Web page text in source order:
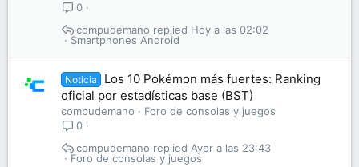
0
Smartphones Android
Hoy a las 02:02
compudemano
Noticia
Los 10 Pokémon más fuertes: Ranking
oficial por estadísticas base (BST)
compudemano
Foro de consolas y juegos
0
Foro de consolas y juegos
Ayer a las 23:43
compudemano